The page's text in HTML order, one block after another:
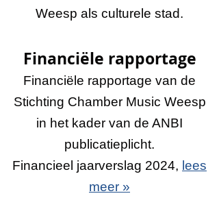
Weesp als culturele stad.
Financiële rapportage
Financiële rapportage van de
Stichting Chamber Music Weesp
in het kader van de ANBI
publicatieplicht.
Financieel jaarverslag 2024, lees
meer »